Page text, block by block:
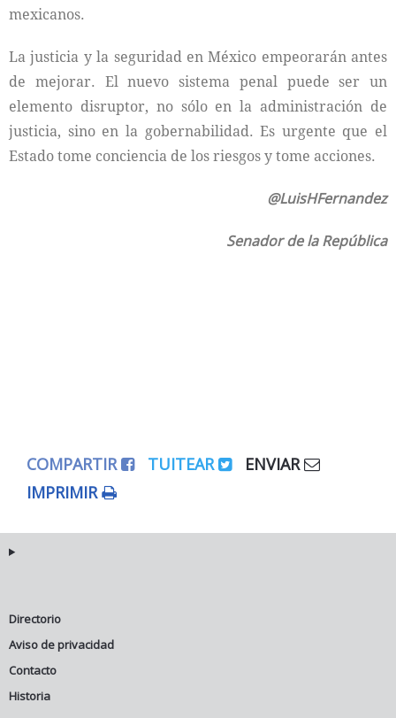
mexicanos.
La justicia y la seguridad en México empeorarán antes
de mejorar. El nuevo sistema penal puede ser un
elemento disruptor, no sólo en la administración de
justicia, sino en la gobernabilidad. Es urgente que el
Estado tome conciencia de los riesgos y tome acciones.
@LuisHFernandez
Senador de la República
COMPARTIR TUITEAR
ENVIAR
IMPRIMIR
Directorio
Aviso de privacidad
Contacto
Historia